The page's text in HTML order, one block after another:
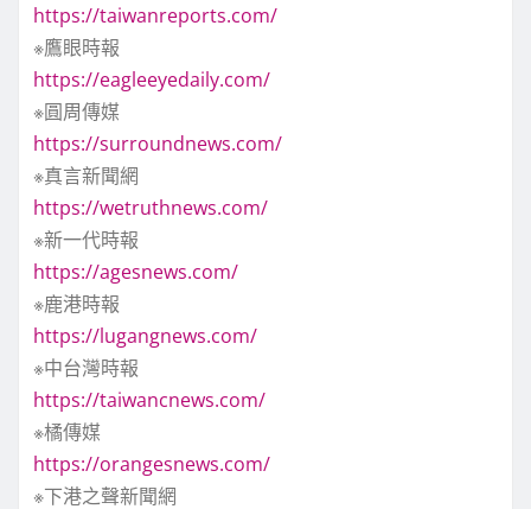
https://taiwanreports.com/
※鷹眼時報
https://eagleeyedaily.com/
※圓周傳媒
https://surroundnews.com/
※真言新聞網
https://wetruthnews.com/
※新一代時報
https://agesnews.com/
※鹿港時報
https://lugangnews.com/
※中台灣時報
https://taiwancnews.com/
※橘傳媒
https://orangesnews.com/
※下港之聲新聞網